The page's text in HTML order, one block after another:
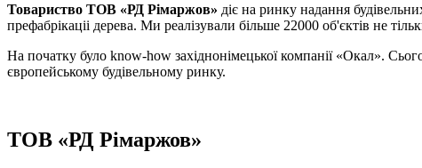
Товариство ТОВ «РД Рімаржов» діє на ринку надання
префабрікаціі дерева. Ми реалізували більше 22000 об'єктів не
На початку було know-how західнонімецької компанії «Окал».
європейському будівельному ринку.
ТОВ «РД Рімаржов»